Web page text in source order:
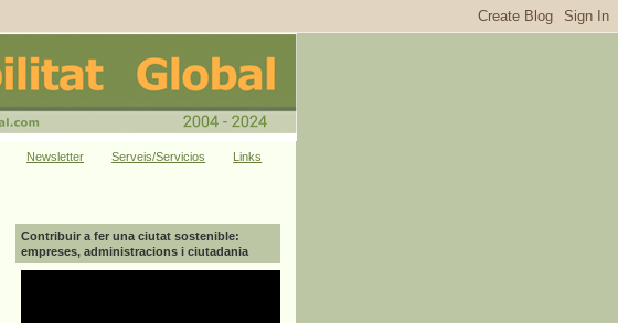
Newsletter Serveis/Servicios Links
Contribuir a fer una ciutat sostenible:
empreses, administracions i ciutadania